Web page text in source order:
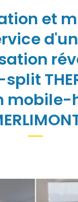
et
mobile-